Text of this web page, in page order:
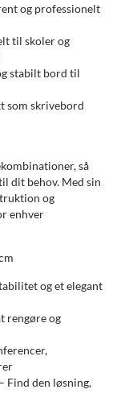
og professionelt
til skoler og
stabilt bord til
som skrivebord
så
dit behov. Med sin
og
enhver
og et elegant
rengøre og
Find den løsning,